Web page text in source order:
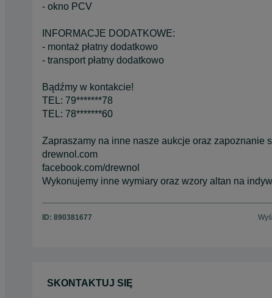
- okno PCV
INFORMACJE DODATKOWE:
- montaż płatny dodatkowo
- transport płatny dodatkowo
Bądźmy w kontakcie!
TEL: 79*******78
TEL: 78*******60
Zapraszamy na inne nasze aukcje oraz zapoznanie
drewnol.com
facebook.com/drewnol
Wykonujemy inne wymiary oraz wzory altan na
ID: 890381677
SKONTAKTUJ SIĘ